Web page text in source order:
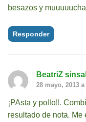
besazos y
Responder
BeatriZ
28 mayo, 2013
¡PAsta y pollo!!.
resultado de nota. Me